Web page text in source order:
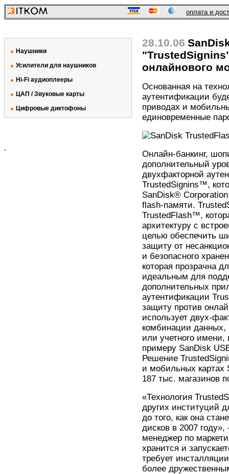
оплата и
● Наушники
● Усилители для наушников
● Hi-Fi аудиоплееры
● ЦАП / Звуковые карты
● Цифровые диктофоны
.
28.10.06
онлайнового
Основанная на
аутентификации
приводах и
единовременные
Онлайн-банкинг,
дополнительный
двухфакторной
TrustedSignins™,
SanDisk®
flash-памяти.
TrustedFlash™,
архитектуру с
целью обеспечить
защиту от
и безопасного
которая прозрачна
идеальным для
дополнительных
аутентификации
защиту против
использует двух-
комбинации данных,
или учетного имени,
примеру SanDisk
Решение
и мобильных картах
187 тыс. магазинов
«Технология
других институций
до того, как она
дисков в 2007
менеджер по
хранится и
требует
более